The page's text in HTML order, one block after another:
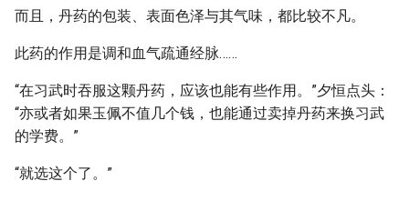
而且，丹药的包装、表面色泽与其气味，都比较不凡。
此药的作用是调和血气疏通经脉……
“在习武时吞服这颗丹药，应该也能有些作用。”夕恒点头：
“亦或者如果玉佩不值几个钱，也能通过卖掉丹药来换习武
的学费。”
“就选这个了。”